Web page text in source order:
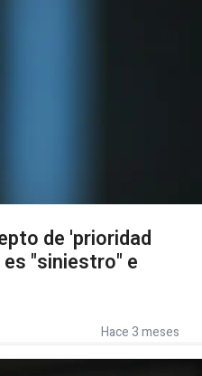
de 'prioridad
"siniestro" e
Hace 3 meses